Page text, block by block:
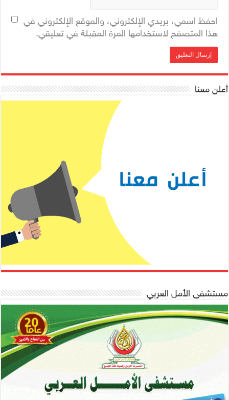
احفظ اسمي، بريدي الإلكتروني، والموقع الإلكتروني في
هذا المتصفح لاستخدامها المرة المقبلة في تعليقي.
أعلن معنا
مستشفى الأمل العربي